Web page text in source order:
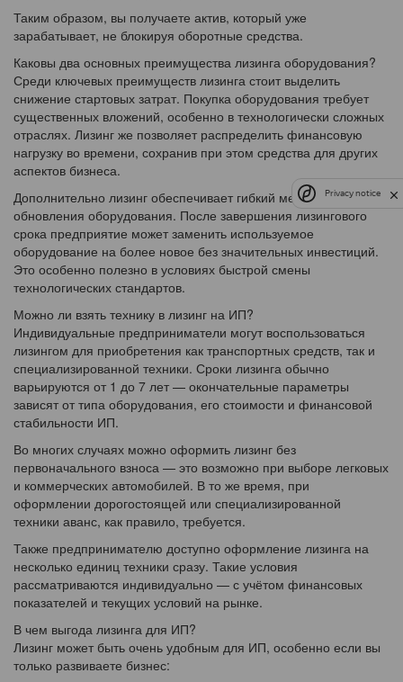
Таким образом, вы получаете актив, который уже
зарабатывает, не блокируя оборотные средства.
Каковы два основных преимущества лизинга оборудования?
Среди ключевых преимуществ лизинга стоит выделить
снижение стартовых затрат. Покупка оборудования требует
существенных вложений, особенно в технологически сложных
отраслях. Лизинг же позволяет распределить финансовую
нагрузку во времени, сохранив при этом средства для других
аспектов бизнеса.
Дополнительно лизинг обеспечивает гибкий механизм
обновления оборудования. После завершения лизингового
срока предприятие может заменить используемое
оборудование на более новое без значительных инвестиций.
Это особенно полезно в условиях быстрой смены
технологических стандартов.
Можно ли взять технику в лизинг на ИП?
Индивидуальные предприниматели могут воспользоваться
лизингом для приобретения как транспортных средств, так и
специализированной техники. Сроки лизинга обычно
варьируются от 1 до 7 лет — окончательные параметры
зависят от типа оборудования, его стоимости и финансовой
стабильности ИП.
Во многих случаях можно оформить лизинг без
первоначального взноса — это возможно при выборе легковых
и коммерческих автомобилей. В то же время, при
оформлении дорогостоящей или специализированной
техники аванс, как правило, требуется.
Также предпринимателю доступно оформление лизинга на
несколько единиц техники сразу. Такие условия
рассматриваются индивидуально — с учётом финансовых
показателей и текущих условий на рынке.
В чем выгода лизинга для ИП?
Лизинг может быть очень удобным для ИП, особенно если вы
только развиваете бизнес:
Privacy notice